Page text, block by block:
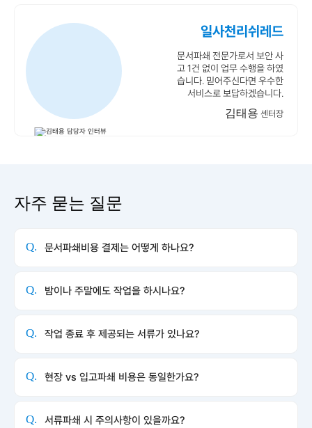
일사천리쉬레드
문서파쇄 전문가로서 보안 사
고 1건 없이 업무 수행을 하였
습니다. 믿어주신다면 우수한
서비스로 보답하겠습니다.
김태용 센터장
자주 묻는 질문
Q. 문서파쇄비용 결제는 어떻게 하나요?
Q. 밤이나 주말에도 작업을 하시나요?
Q. 작업 종료 후 제공되는 서류가 있나요?
Q. 현장 vs 입고파쇄 비용은 동일한가요?
Q. 서류파쇄 시 주의사항이 있을까요?